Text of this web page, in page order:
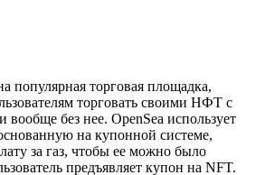
популярная торговая площадка,
торговать своими НФТ с
вообще без нее. OpenSea использует
на купонной системе,
за газ, чтобы ее можно было
предъявляет купон на NFT.